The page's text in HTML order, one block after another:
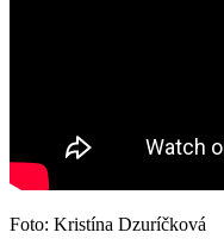
Foto: Kristína Dzuríčková